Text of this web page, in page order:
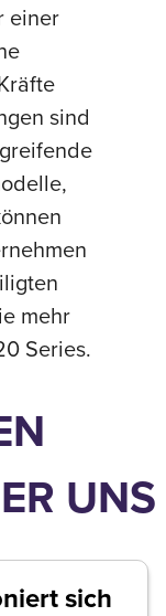
einer
sind
mehr
Series.
UNS
sich